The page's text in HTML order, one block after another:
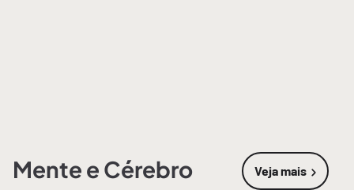
Mente e Cérebro Veja mais
sobre